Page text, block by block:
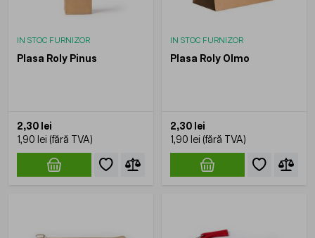
IN STOC FURNIZOR
Plasa Roly Pinus
2,30 lei
1,90 lei
IN STOC FURNIZOR
Plasa Roly Olmo
2,30 lei
1,90 lei